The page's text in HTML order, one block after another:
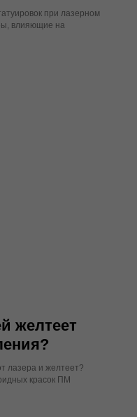
при лазерном
влияющие на
желтеет
лазера и желтеет?
красок ПМ